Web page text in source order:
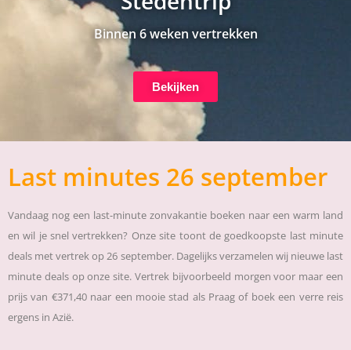
Binnen 6 weken vertrekken
Bekijken
Last minutes 26 september
Vandaag nog een last-minute zonvakantie boeken naar een warm land
en wil je snel vertrekken? Onze site toont de goedkoopste last minute
deals met vertrek op 26 september. Dagelijks verzamelen wij nieuwe last
minute deals op onze site. Vertrek bijvoorbeeld morgen voor maar een
prijs van €371,40 naar een mooie stad als Praag of boek een verre reis
ergens in Azië.